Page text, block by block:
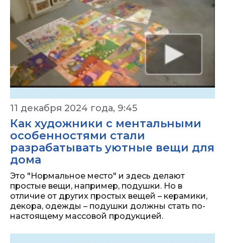
11 декабря 2024 года, 9:45
Как художники с ментальными
особенностями стали
разрабатывать уютные вещи для
дома
Это "Нормальное место" и здесь делают
простые вещи, например, подушки. Но в
отличие от других простых вещей – керамики,
декора, одежды – подушки должны стать по-
настоящему массовой продукцией.